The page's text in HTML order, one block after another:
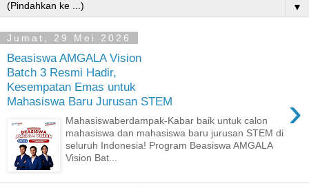
▼
Jumat, 29 Mei 2026
Beasiswa AMGALA Vision
Batch 3 Resmi Hadir,
Kesempatan Emas untuk
Mahasiswa Baru Jurusan STEM
›
Mahasiswaberdampak-Kabar baik untuk calon
mahasiswa dan mahasiswa baru jurusan STEM di
seluruh Indonesia! Program Beasiswa AMGALA
Vision Bat...